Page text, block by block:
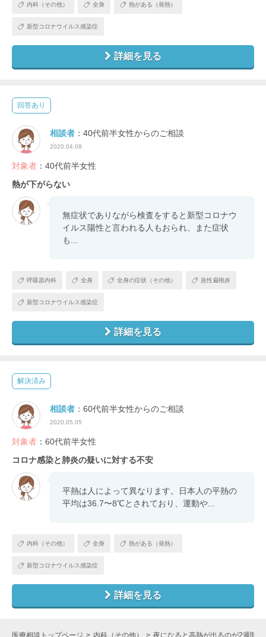
内科（その他） 全身 熱がある（発熱）
新型コロナウイルス感染症
詳細を見る
回答あり
相談者 ：40代前半女性からのご相談
2020.04.08
対象者 ：40代前半女性
熱が下がらない
無症状でありながら検査をすると新型コロナウ
イルス陽性と言われる人もおられ、また症状
も...
呼吸器内科 全身 全身の症状（その他） 急性扁桃炎
新型コロナウイルス感染症
詳細を見る
解決済み
相談者 ：60代前半女性からのご相談
2020.05.05
対象者 ：60代前半女性
コロナ感染と肺炎の疑いに対する不安
平熱は人によって異なります。日本人の平熱の
平均は36.7〜8℃とされており、運動や...
内科（その他） 全身 熱がある（発熱）
新型コロナウイルス感染症
詳細を見る
医療相談トップページ 内科（その他） 夜になると高熱が出るのが2週間